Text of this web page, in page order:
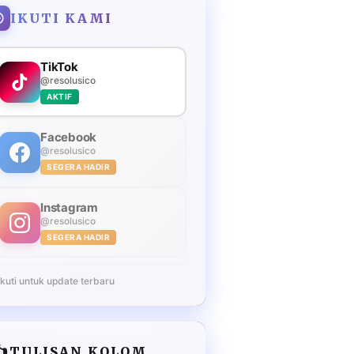
IKUTI KAMI
TikTok
@resolusico
AKTIF
Facebook
@resolusico
SEGERA HADIR
Instagram
@resolusico
SEGERA HADIR
untuk update terbaru